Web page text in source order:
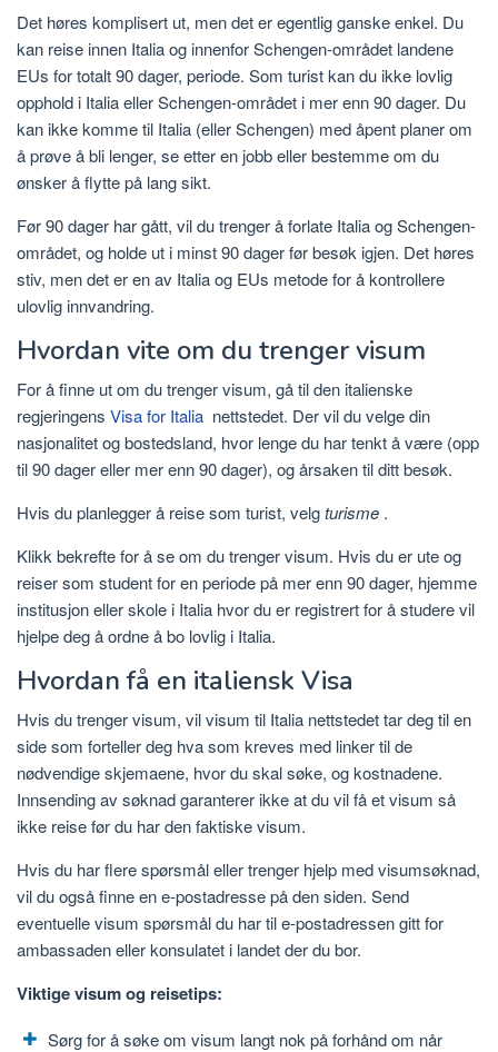
Det høres komplisert ut, men det er egentlig ganske enkel. Du
kan reise innen Italia og innenfor Schengen-området landene
EUs for totalt 90 dager, periode. Som turist kan du ikke lovlig
opphold i Italia eller Schengen-området i mer enn 90 dager. Du
kan ikke komme til Italia (eller Schengen) med åpent planer om
å prøve å bli lenger, se etter en jobb eller bestemme om du
ønsker å flytte på lang sikt.
Før 90 dager har gått, vil du trenger å forlate Italia og Schengen-
området, og holde ut i minst 90 dager før besøk igjen. Det høres
stiv, men det er en av Italia og EUs metode for å kontrollere
ulovlig innvandring.
Hvordan vite om du trenger visum
For å finne ut om du trenger visum, gå til den italienske
regjeringens Visa for Italia nettstedet. Der vil du velge din
nasjonalitet og bostedsland, hvor lenge du har tenkt å være (opp
til 90 dager eller mer enn 90 dager), og årsaken til ditt besøk.
Hvis du planlegger å reise som turist, velgturisme .
Klikk bekrefte for å se om du trenger visum. Hvis du er ute og
reiser som student for en periode på mer enn 90 dager, hjemme
institusjon eller skole i Italia hvor du er registrert for å studere vil
hjelpe deg å ordne å bo lovlig i Italia.
Hvordan få en italiensk Visa
Hvis du trenger visum, vil visum til Italia nettstedet tar deg til en
side som forteller deg hva som kreves med linker til de
nødvendige skjemaene, hvor du skal søke, og kostnadene.
Innsending av søknad garanterer ikke at du vil få et visum så
ikke reise før du har den faktiske visum.
Hvis du har flere spørsmål eller trenger hjelp med visumsøknad,
vil du også finne en e-postadresse på den siden. Send
eventuelle visum spørsmål du har til e-postadressen gitt for
ambassaden eller konsulatet i landet der du bor.
Viktige visum og reisetips:
Sørg for å søke om visum langt nok på forhånd om når